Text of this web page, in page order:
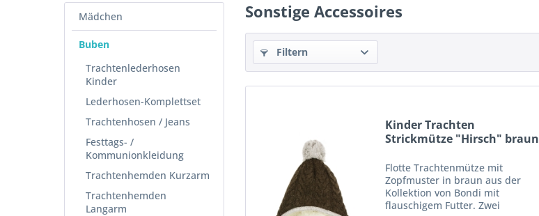
Mädchen
Buben
Trachtenlederhosen
Kinder
Lederhosen-Komplettset
Trachtenhosen / Jeans
Festtags- /
Kommunionkleidung
Trachtenhemden Kurzarm
Trachtenhemden
Langarm
Sonstige Accessoires
Filtern
Kinder Trachten
Strickmütze "Hirsch" braun
Flotte Trachtenmütze mit
Zopfmuster in braun aus der
Kollektion von Bondi mit
flauschigem Futter. Zwei